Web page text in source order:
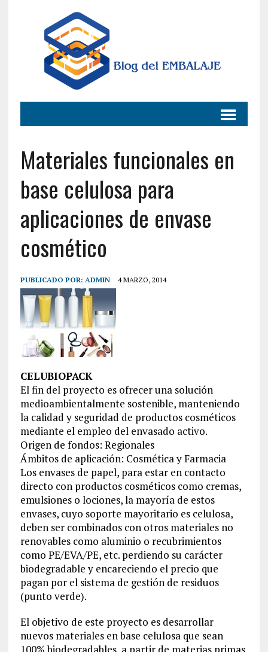
Materiales funcionales en
base celulosa para
aplicaciones de envase
cosmético
PUBLICADO POR: ADMIN 4 MARZO, 2014
CELUBIOPACK
El fin del proyecto es ofrecer una solución
medioambientalmente sostenible, manteniendo
la calidad y seguridad de productos cosméticos
mediante el empleo del envasado activo.
Origen de fondos: Regionales
Ámbitos de aplicación: Cosmética y Farmacia
Los envases de papel, para estar en contacto
directo con productos cosméticos como cremas,
emulsiones o lociones, la mayoría de estos
envases, cuyo soporte mayoritario es celulosa,
deben ser combinados con otros materiales no
renovables como aluminio o recubrimientos
como PE/EVA/PE, etc. perdiendo su carácter
biodegradable y encareciendo el precio que
pagan por el sistema de gestión de residuos
(punto verde).
El objetivo de este proyecto es desarrollar
nuevos materiales en base celulosa que sean